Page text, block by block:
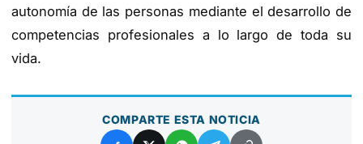
autonomía de las personas mediante el desarrollo de
competencias profesionales a lo largo de toda su
vida.
COMPARTE ESTA NOTICIA